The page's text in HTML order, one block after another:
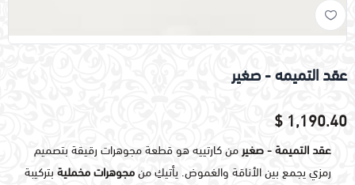
عقد التميمه - صغير
1,190.40 $
عقد التميمة - صغير من كارتييه هو قطعة مجوهرات رقيقة بتصميم
رمزي يجمع بين الأناقة والغموض. يأتيكِ منمجوهرات مخملية بتركيبة